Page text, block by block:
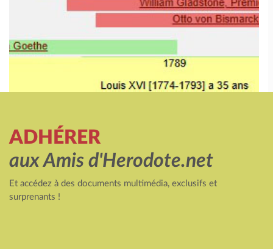
ADHÉRER
aux Amis d'Herodote.net
Et accédez à des documents multimédia, exclusifs et
surprenants !